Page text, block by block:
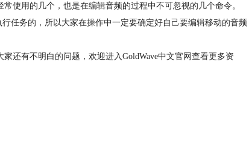
使用的几个，也是在编辑音频的过程中不可忽视的几个命令。
任务的，所以大家在操作中一定要确定好自己要编辑移动的音频
还有不明白的问题，欢迎进入GoldWave中文官网查看更多资